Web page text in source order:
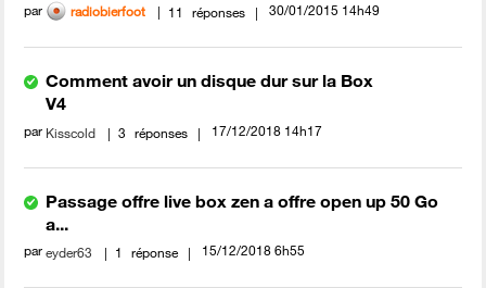
par radiobierfoot 11 réponses ‎30/01/2015 14h49
Comment avoir un disque dur sur la Box
V4
par Kisscold 3 réponses ‎17/12/2018 14h17
Passage offre live box zen a offre open up 50 Go
a...
pareyder63 1 réponse ‎15/12/2018 6h55